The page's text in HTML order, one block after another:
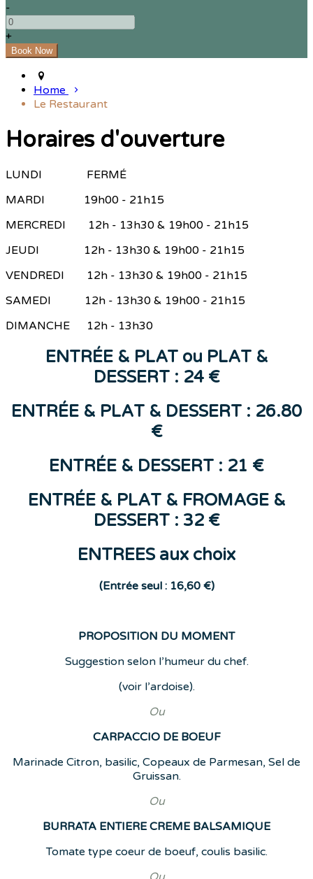
-
+
Home
Le Restaurant
Horaires d'ouverture
LUNDI FERMÉ
MARDI 19h00 - 21h15
MERCREDI 12h - 13h30 & 19h00 - 21h15
JEUDI 12h - 13h30 & 19h00 - 21h15
VENDREDI 12h - 13h30 & 19h00 - 21h15
SAMEDI 12h - 13h30 & 19h00 - 21h15
DIMANCHE 12h - 13h30
ENTRÉE & PLAT ou PLAT &
DESSERT : 24 €
ENTRÉE & PLAT & DESSERT : 26.80
€
ENTRÉE & DESSERT : 21 €
ENTRÉE & PLAT & FROMAGE &
DESSERT : 32 €
ENTREES aux choix
(Entrée seul : 16,60 €)
PROPOSITION DU MOMENT
Suggestion selon l’humeur du chef.
(voir l’ardoise).
Ou
CARPACCIO DE BOEUF
Marinade Citron, basilic, Copeaux de Parmesan, Sel de
Gruissan.
Ou
BURRATA ENTIERE CREME BALSAMIQUE
Tomate type coeur de boeuf, coulis basilic.